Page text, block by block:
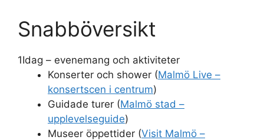
Snabböversikt
1Idag – evenemang och aktiviteter
Konserter och shower (Malmö Live –
konsertscen i centrum)
Guidade turer (Malmö stad –
upplevelseguide)
Museer öppettider (Visit Malmö –